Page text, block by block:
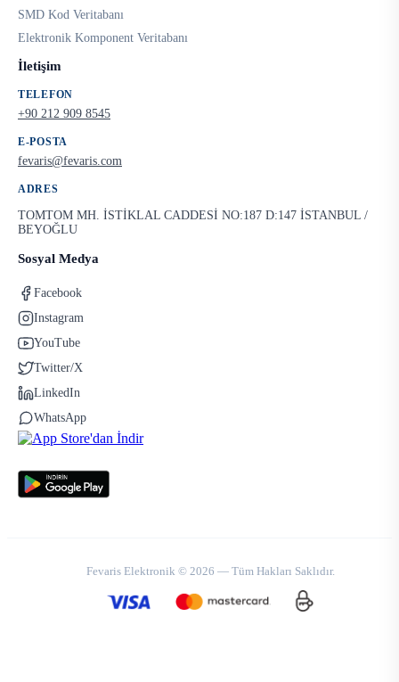
SMD Kod Veritabanı
Elektronik Komponent Veritabanı
İletişim
TELEFON
+90 212 909 8545
E-POSTA
fevaris@fevaris.com
ADRES
TOMTOM MH. İSTİKLAL CADDESİ NO:187 D:147 İSTANBUL /
BEYOĞLU
Sosyal Medya
Facebook
Instagram
YouTube
Twitter/X
LinkedIn
WhatsApp
Fevaris Elektronik © 2026 — Tüm Hakları Saklıdır.